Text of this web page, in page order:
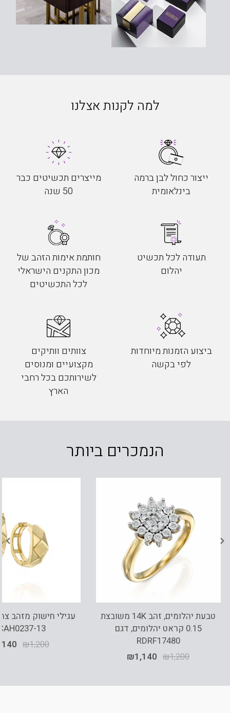
למה לקנות אצלנו
ייצור כחול לבן ברמה
בינלאומית
מייצרים תכשיטים כבר
50 שנה
תעודה לכל תכשיט
יהלום
חותמת אימות הזהב של
מכון התקנים הישראלי
לכל התכשיטים
ביצוע הזמנות מיוחדות
לפי בקשה
צוותים וותיקים
מקצועיים ומנוסים
לשירותכם בכל רחבי
הארץ
הנמכרים ביותר
טבעת יהלומים, זהב 14K משובצת
0.15 קראט יהלומים, דגם
RDRF17480
₪1,200
₪1,140
13
₪1,200